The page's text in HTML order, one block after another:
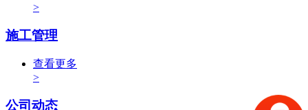
>
施工管理
查看更多
>
公司动态